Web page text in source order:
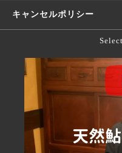
キャンセルポリシー